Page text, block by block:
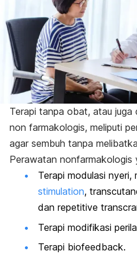
Terapi tanpa obat, atau juga
non farmakologis, meliputi
agar sembuh tanpa
Perawatan nonfarmakologis
Terapi modulasi nyeri,
stimulation, t
dan repetitive
Terapi modifikasi
Terapi biofeedback.